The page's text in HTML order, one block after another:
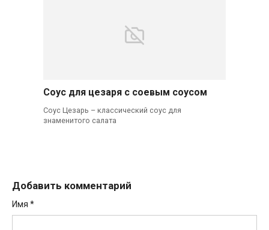
Соус для цезаря с соевым соусом
Соус Цезарь – классический соус для
знаменитого салата
Добавить комментарий
Имя *